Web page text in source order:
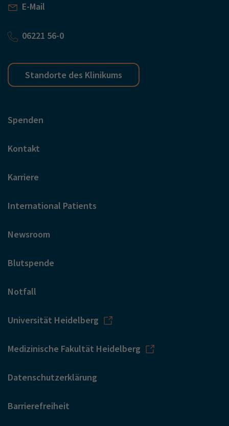
E-Mail
06221 56-0
Standorte des Klinikums
Spenden
Kontakt
Karriere
International Patients
Newsroom
Blutspende
Notfall
Universität Heidelberg
Medizinische Fakultät Heidelberg
Datenschutzerklärung
Barrierefreiheit